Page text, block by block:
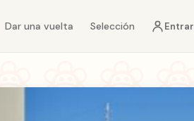
Dar una vuelta Selección Entrar